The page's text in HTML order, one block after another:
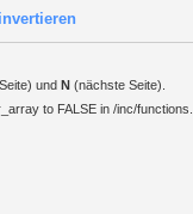
und N (nächste Seite).
to FALSE in /inc/